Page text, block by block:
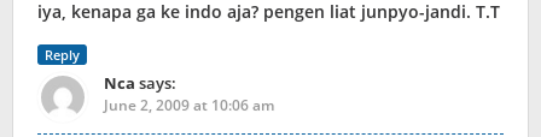
iya, kenapa ga ke indo aja? pengen liat junpyo-jandi. T.T
Reply
Nca says:
June 2, 2009 at 10:06 am